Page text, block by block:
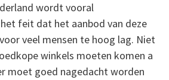
wordt vooral
feit dat het aanbod van deze
veel mensen te hoog lag. Niet
winkels moeten komen a
moet goed nagedacht worden